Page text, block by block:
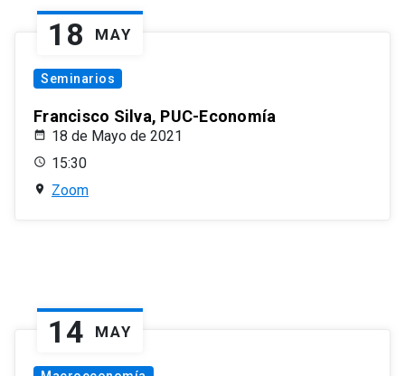
18 MAY
Seminarios
Francisco Silva, PUC-Economía
18 de Mayo de 2021
15:30
Zoom
14 MAY